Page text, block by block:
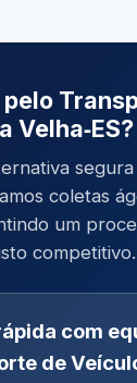
Velha‑ES?
coletas
um
competitivo.
com
de